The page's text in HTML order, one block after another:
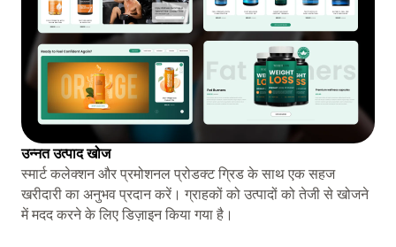
उन्नत उत्पाद खोज
स्मार्ट कलेक्शन और प्रमोशनल प्रोडक्ट ग्रिड के साथ एक सहज
खरीदारी का अनुभव प्रदान करें। ग्राहकों को उत्पादों को तेजी से खोजने
में मदद करने के लिए डिज़ाइन किया गया है।